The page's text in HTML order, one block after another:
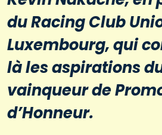
du Racing Club
Luxembourg, qui
là les aspirations
vainqueur de
d’Honneur.